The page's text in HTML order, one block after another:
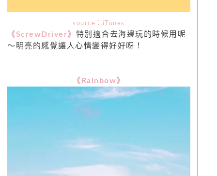
source：iTunes
《ScrewDriver》 特別適合去海邊玩的時候用呢
～明亮的感覺讓人心情變得好好呀！
《Rainbow》